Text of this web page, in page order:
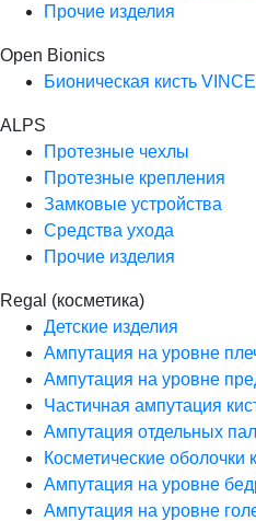
Прочие изделия
Open Bionics
Бионическая кисть
ALPS
Протезные чехлы
Протезные крепления
Замковые устройства
Средства ухода
Прочие изделия
Regal (косметика)
Детские изделия
Ампутация на уровне
Ампутация на уровне
Частичная ампутация
Ампутация отдельных
Косметические оболочки
Ампутация на уровне
Ампутация на уровне